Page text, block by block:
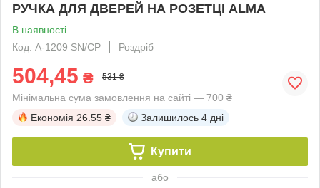
РУЧКА ДЛЯ ДВЕРЕЙ НА РОЗЕТЦІ ALMA
В наявності
Код: A-1209 SN/CP
Роздріб
504,45 ₴ 531 ₴
Мінімальна сума замовлення на сайті — 700 ₴
Економія 26.55 ₴ Залишилось 4 дні
Купити
або